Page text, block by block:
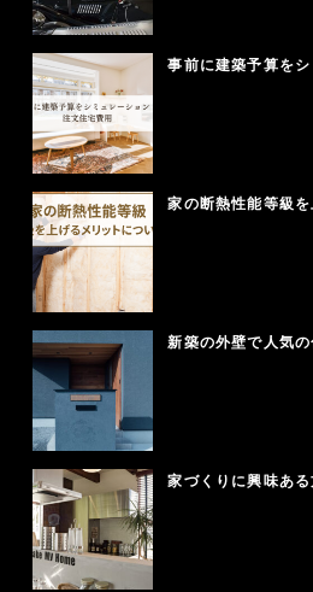
事前に建築予算を
家の断熱性能等級
新築の外壁で人気
家づくりに興味あ